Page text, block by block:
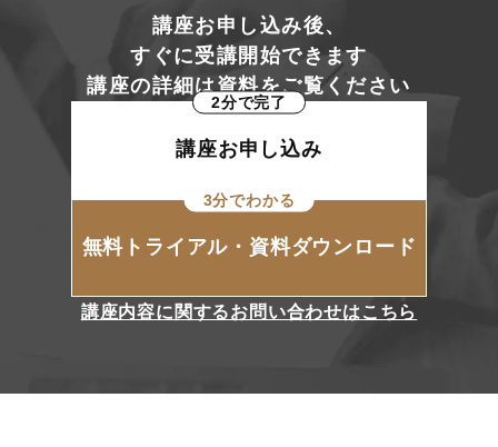
講座お申し込み後、
すぐに受講開始できます
講座の詳細は資料をご覧ください
2分で完了
講座お申し込み
3分でわかる
無料トライアル・資料ダウンロード
講座内容に関するお問い合わせはこちら